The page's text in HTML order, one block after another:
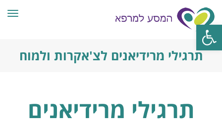
פתח סרגל נגישות
תרגילי מרידיאנים לצ'אקרות ולמוח
תרגילי מרידיאנים